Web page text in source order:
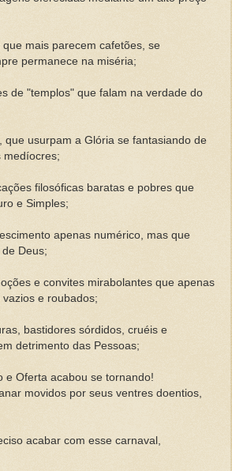
mais parecem cafetões, se
permanece na miséria;
de "templos" que falam na verdade do
que usurpam a Glória se fantasiando de
medíocres;
filosóficas baratas e pobres que
e Simples;
apenas numérico, mas que
Deus;
e convites mirabolantes que apenas
e roubados;
bastidores sórdidos, cruéis e
detrimento das Pessoas;
e Oferta acabou se tornando!
movidos por seus ventres doentios,
acabar com esse carnaval,